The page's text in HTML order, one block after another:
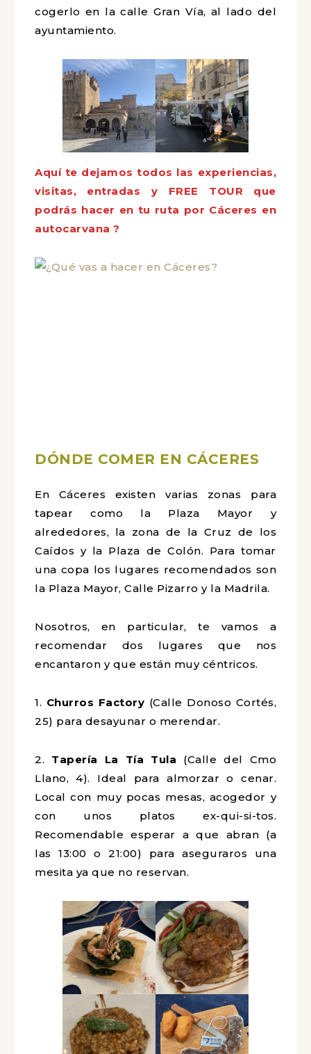
cogerlo en la calle Gran Vía, al lado del
ayuntamiento.
Aquí te dejamos todos las experiencias,
visitas, entradas y FREE TOUR que
podrás hacer en tu ruta por Cáceres en
autocarvana ?
DÓNDE COMER EN CÁCERES
En Cáceres existen varias zonas para
tapear como la Plaza Mayor y
alrededores, la zona de la Cruz de los
Caídos y la Plaza de Colón. Para tomar
una copa los lugares recomendados son
la Plaza Mayor, Calle Pizarro y la Madrila.
Nosotros, en particular, te vamos a
recomendar dos lugares que nos
encantaron y que están muy céntricos.
1. Churros Factory (Calle Donoso Cortés,
25) para desayunar o merendar.
2. Tapería La Tía Tula (Calle del Cmo
Llano, 4). Ideal para almorzar o cenar.
Local con muy pocas mesas, acogedor y
con unos platos ex-qui-si-tos.
Recomendable esperar a que abran (a
las 13:00 o 21:00) para aseguraros una
mesita ya que no reservan.